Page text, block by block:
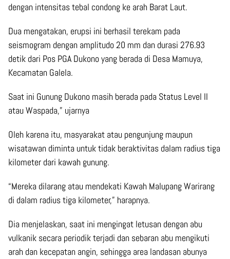
dengan intensitas tebal condong ke arah Barat Laut.
Dua mengatakan, erupsi ini berhasil terekam pada
seismogram dengan amplitudo 20 mm dan durasi 276.93
detik dari Pos PGA Dukono yang berada di Desa Mamuya,
Kecamatan Galela.
Saat ini Gunung Dukono masih berada pada Status Level II
atau Waspada,” ujarnya
Oleh karena itu, masyarakat atau pengunjung maupun
wisatawan diminta untuk tidak beraktivitas dalam radius tiga
kilometer dari kawah gunung.
“Mereka dilarang atau mendekati Kawah Malupang Warirang
di dalam radius tiga kilometer,” harapnya.
Dia menjelaskan, saat ini mengingat letusan dengan abu
vulkanik secara periodik terjadi dan sebaran abu mengikuti
arah dan kecepatan angin, sehingga area landasan abunya